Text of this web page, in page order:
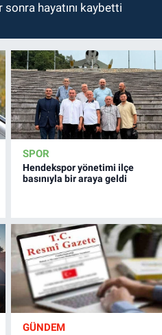
sonra hayatını kaybetti
SPOR
Hendekspor yönetimi ilçe
basınıyla bir araya geldi
GÜNDEM